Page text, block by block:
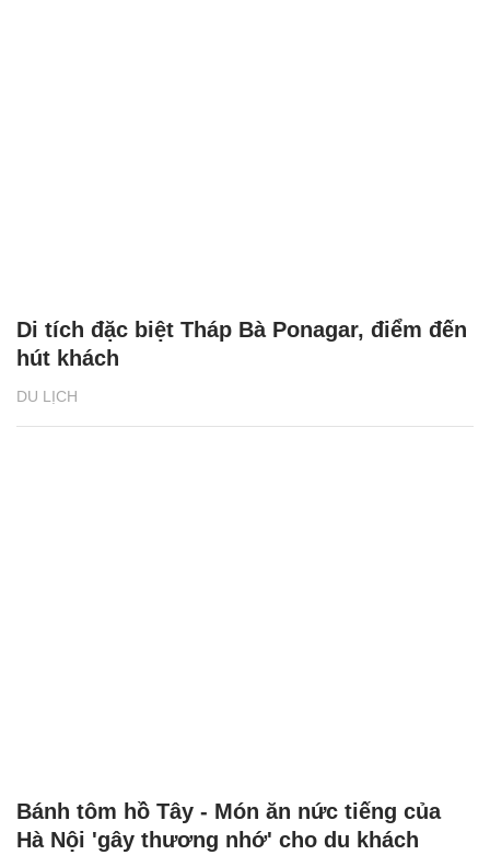
DU LỊCH
Di tích đặc biệt Tháp Bà Ponagar, điểm đến
hút khách
Bánh tôm hồ Tây - Món ăn nức tiếng của
Hà Nội 'gây thương nhớ' cho du khách